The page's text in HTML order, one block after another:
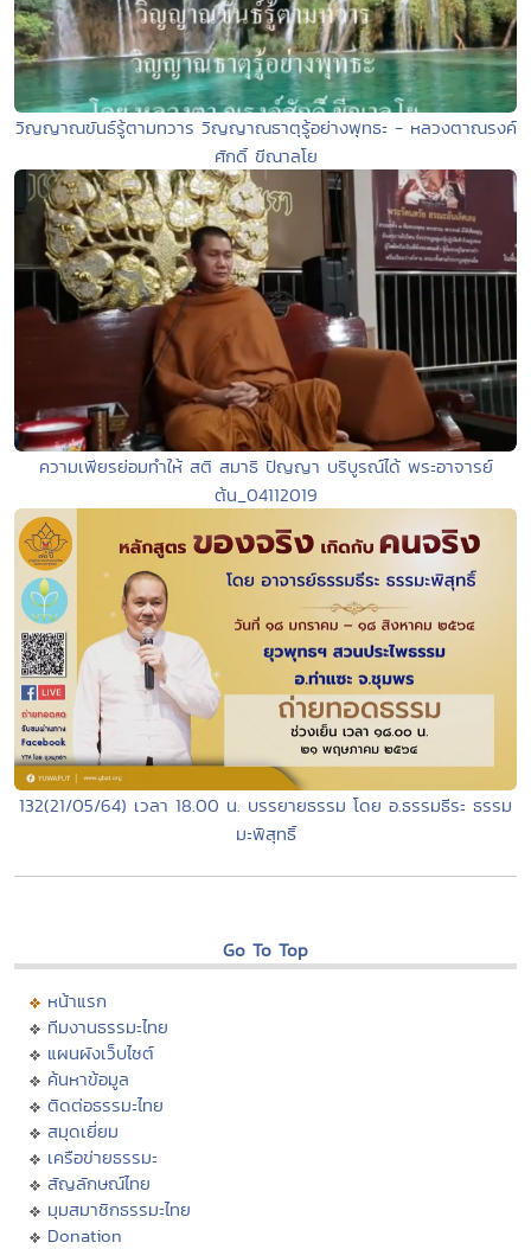
วิญญาณขันธ์รู้ตามทวาร วิญญาณธาตุรู้อย่างพุทธะ - หลวงตาณรงค์
ศักดิ์ ขีณาลโย
ความเพียรย่อมทำให้ สติ สมาธิ ปัญญา บริบูรณ์ได้ พระอาจารย์
ต้น_04112019
132(21/05/64) เวลา 18.00 น. บรรยายธรรม โดย อ.ธรรมธีระ ธรรม
มะพิสุทธิ์
Go To Top
หน้าแรก
ทีมงานธรรมะไทย
แผนผังเว็บไซต์
ค้นหาข้อมูล
ติดต่อธรรมะไทย
สมุดเยี่ยม
เครือข่ายธรรมะ
สัญลักษณ์ไทย
มุมสมาชิกธรรมะไทย
Donation